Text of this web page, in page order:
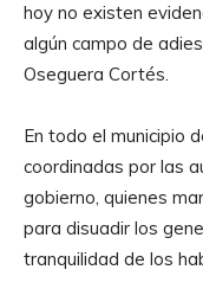
hoy no existen
algún campo de
Oseguera Cortés.
En todo el municipio
coordinadas por las
gobierno, quienes
para disuadir los
tranquilidad de los